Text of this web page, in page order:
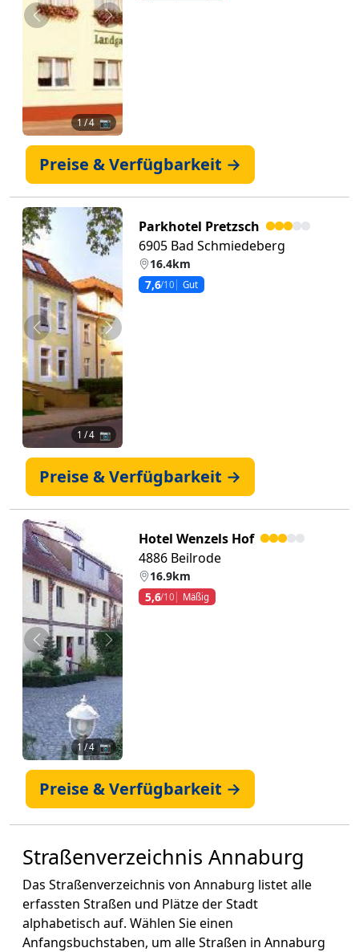
Zurück Weiter
1/ 4 📷
Preise & Verfügbarkeit →
Zurück Weiter
1 / 4 📷
Parkhotel Pretzsch
6905 Bad Schmiedeberg
16.4km
7,6/10 Gut
Preise & Verfügbarkeit →
Zurück Weiter
1 / 4 📷
Hotel Wenzels Hof
4886 Beilrode
16.9km
5,6/10 Mäßig
Preise & Verfügbarkeit →
Straßenverzeichnis Annaburg
Das Straßenverzeichnis von Annaburg listet alle
erfassten Straßen und Plätze der Stadt
alphabetisch auf. Wählen Sie einen
Anfangsbuchstaben, um alle Straßen in Annaburg